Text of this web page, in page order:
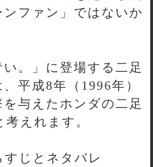
ファン」ではないか
。」に登場する二足
平成8年（1996年）
与えたホンダの二足
えれます。
じとネタバレ